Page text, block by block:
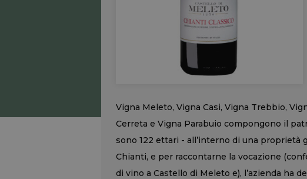
Vigna Meleto, Vigna Casi, Vigna Trebbio,
Cerreta e Vigna Parabuio compongono il
sono 122 ettari - all’interno di una proprietà
Chianti, e per raccontarne la vocazione
di vino a Castello di Meleto e), l’azienda ha